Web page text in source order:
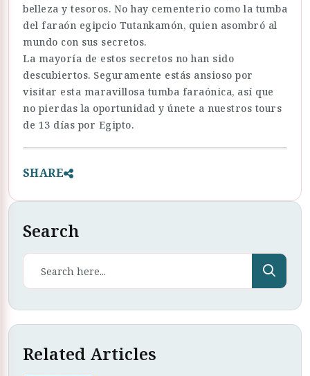
belleza y tesoros. No hay cementerio como la tumba
del faraón egipcio Tutankamón, quien asombró al
mundo con sus secretos.
La mayoría de estos secretos no han sido
descubiertos. Seguramente estás ansioso por
visitar esta maravillosa tumba faraónica, así que
no pierdas la oportunidad y únete a nuestros tours
de 13 días por Egipto.
SHARE
Search
Related Articles